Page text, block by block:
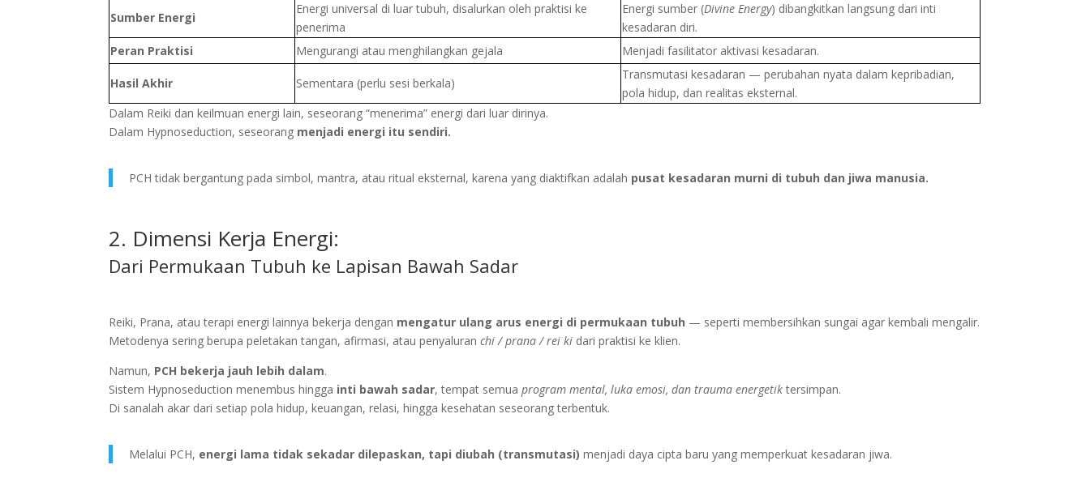
Sumber Energi
Energi universal di luar tubuh, disalurkan oleh praktisi ke
penerima
Energi sumber (Divine Energy) dibangkitkan langsung dari inti
kesadaran diri.
Peran Praktisi
Mengurangi atau menghilangkan gejala Menjadi fasilitator aktivasi kesadaran.
Hasil Akhir Sementara (perlu sesi berkala)
Transmutasi kesadaran — perubahan nyata dalam kepribadian,
pola hidup, dan realitas eksternal.
Dalam Reiki dan keilmuan energi lain, seseorang “menerima” energi dari luar dirinya.
Dalam Hypnoseduction, seseorang menjadi energi itu sendiri.
PCH tidak bergantung pada simbol, mantra, atau ritual eksternal, karena yang diaktifkan adalah pusat kesadaran murni di tubuh dan jiwa manusia.
2. Dimensi Kerja Energi:
Dari Permukaan Tubuh ke Lapisan Bawah Sadar
Reiki, Prana, atau terapi energi lainnya bekerja dengan mengatur ulang arus energi di permukaan tubuh — seperti membersihkan sungai agar kembali mengalir.
Metodenya sering berupa peletakan tangan, afirmasi, atau penyaluranchi / prana / rei ki dari praktisi ke klien.
Namun, PCH bekerja jauh lebih dalam.
Sistem Hypnoseduction menembus hingga inti bawah sadar, tempat semuaprogram mental, luka emosi, dan trauma energetiktersimpan.
Di sanalah akar dari setiap pola hidup, keuangan, relasi, hingga kesehatan seseorang terbentuk.
Melalui PCH, energi lama tidak sekadar dilepaskan, tapi diubah (transmutasi) menjadi daya cipta baru yang memperkuat kesadaran jiwa.